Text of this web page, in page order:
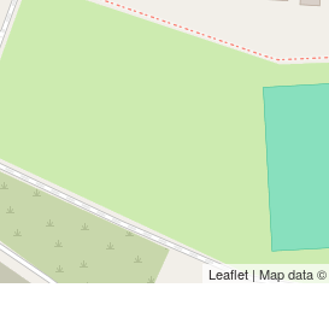
Leaflet| Map data ©